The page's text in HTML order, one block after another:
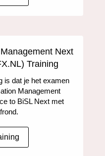
Next
Training
is dat je het examen
Management
to BiSL Next met